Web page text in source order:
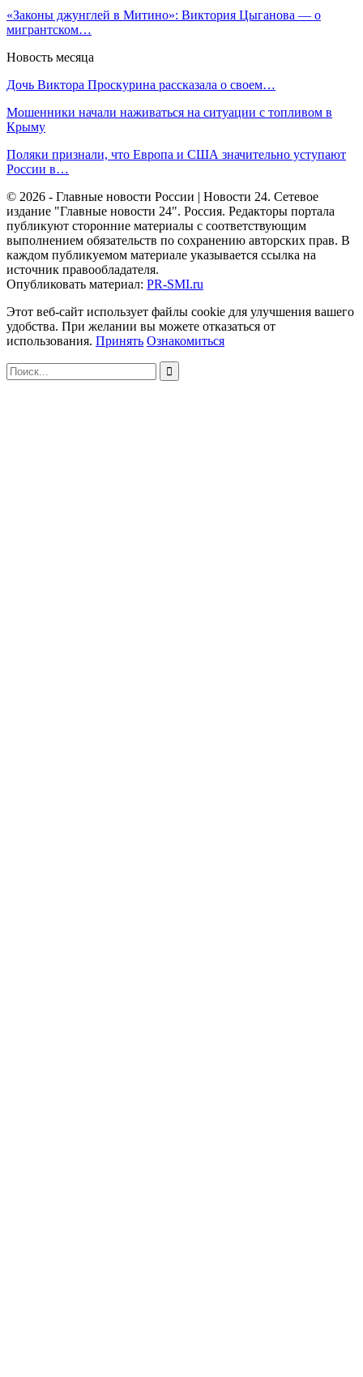
«Законы джунглей в Митино»: Виктория Цыганова — о
мигрантском…
Новость месяца
Дочь Виктора Проскурина рассказала о своем…
Мошенники начали наживаться на ситуации с топливом в
Крыму
Поляки признали, что Европа и США значительно уступают
России в…
© 2026 - Главные новости России | Новости 24. Сетевое
издание "Главные новости 24". Россия. Редакторы портала
публикуют сторонние материалы с соответствующим
выполнением обязательств по сохранению авторских прав. В
каждом публикуемом материале указывается ссылка на
источник правообладателя.
Опубликовать материал: PR-SMI.ru
Этот веб-сайт использует файлы cookie для улучшения вашего
удобства. При желании вы можете отказаться от
использования. Принять Ознакомиться